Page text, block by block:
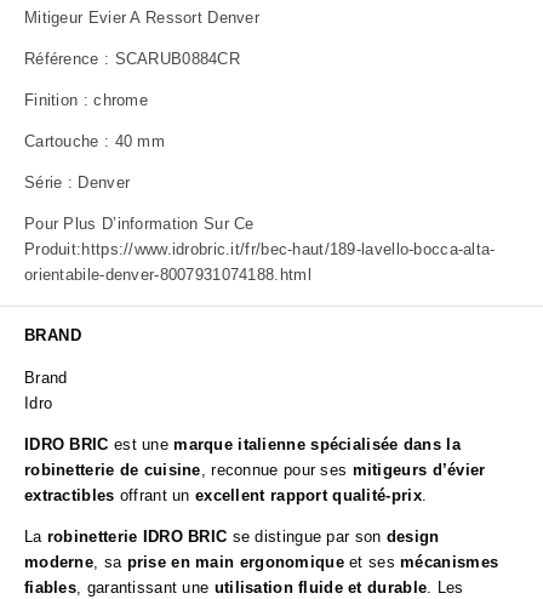
Mitigeur Evier A Ressort Denver
Référence : SCARUB0884CR
Finition : chrome
Cartouche : 40 mm
Série : Denver
Pour Plus D’information Sur Ce
Produit: https://www.idrobric.it/fr/bec-haut/189-lavello-bocca-alta-
orientabile-denver-8007931074188.html
BRAND
Brand
Idro
IDRO BRIC est unemarque italienne spécialisée dans la
robinetterie de cuisine, reconnue pour ses mitigeurs d’évier
extractibles offrant unexcellent rapport qualité-prix.
La robinetterie IDRO BRIC se distingue par son design
moderne, sa prise en main ergonomiqueet sesmécanismes
fiables, garantissant une utilisation fluide et durable. Les